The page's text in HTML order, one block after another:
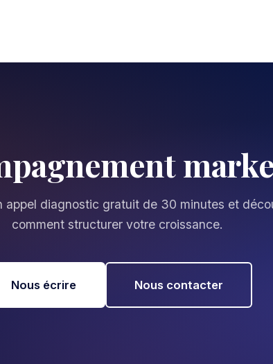
appel diagnostic gratuit de 30 minutes et
comment structurer votre croissance.
Nous écrire Nous contacter